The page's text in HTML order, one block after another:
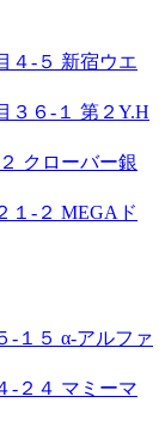
４-５ 新宿ウエ
３６-１ 第２Y.H
クローバー銀
１-２ MEGAド
-１５ α-アルファ
-２４ マミーマ